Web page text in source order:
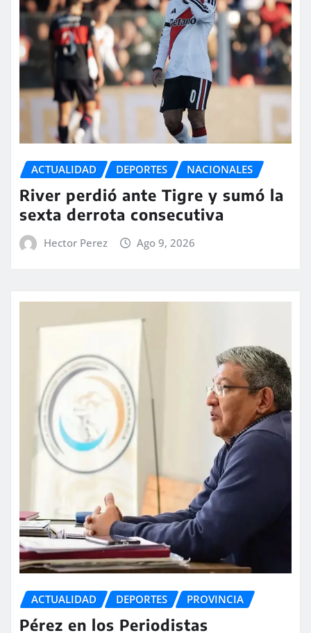
ACTUALIDAD DEPORTES NACIONALES
River perdió ante Tigre y sumó la
sexta derrota consecutiva
Hector Perez Ago 9, 2026
ACTUALIDAD DEPORTES PROVINCIA
Pérez en los Periodistas